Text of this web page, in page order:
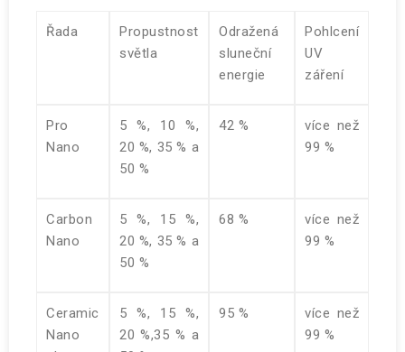
Řada
Propustnost
světla
Odražená
sluneční
energie
Pohlcení
UV
záření
Pro
Nano
5 %, 10 %,
20 %, 35 % a
50 %
42 %
více než
99 %
Carbon
Nano
5 %, 15 %,
20 %, 35 % a
50 %
68 %
více než
99 %
Ceramic
Nano
5 %, 15 %,
20 %,35 % a
95 %
více než
99 %